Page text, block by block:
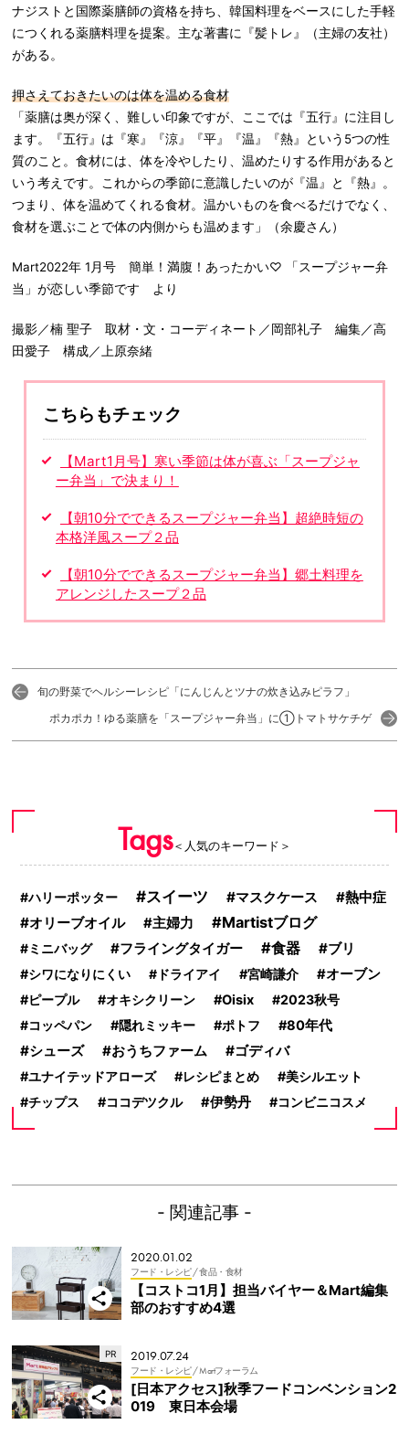
ナジストと国際薬膳師の資格を持ち、韓国料理をベースにした手軽
につくれる薬膳料理を提案。主な著書に『髪トレ』（主婦の友社）
がある。
押さえておきたいのは体を温める食材
「薬膳は奥が深く、難しい印象ですが、ここでは『五行』に注目し
ます。『五行』は『寒』『涼』『平』『温』『熱』という5つの性
質のこと。食材には、体を冷やしたり、温めたりする作用があると
いう考えです。これからの季節に意識したいのが『温』と『熱』。
つまり、体を温めてくれる食材。温かいものを食べるだけでなく、
食材を選ぶことで体の内側からも温めます」（余慶さん）
Mart2022年 1月号 簡単！満腹！あったかい♡ 「スープジャー弁
当」が恋しい季節です より
撮影／楠 聖子 取材・文・コーディネート／岡部礼子 編集／高
田愛子 構成／上原奈緒
こちらもチェック
【Mart1月号】寒い季節は体が喜ぶ「スープジャ
ー弁当」で決まり！
【朝10分でできるスープジャー弁当】超絶時短の
本格洋風スープ２品
【朝10分でできるスープジャー弁当】郷土料理を
アレンジしたスープ２品
旬の野菜でヘルシーレシピ「にんじんとツナの炊き込みピラフ」
ポカポカ！ゆる薬膳を「スープジャー弁当」に①トマトサケチゲ
Tags＜人気のキーワード＞
ハリーポッター スイーツ マスクケース
熱中症
オリーブオイル
主婦力 Martistブログ
ミニバッグ フライングタイガー 食器 ブリ
シワになりにくい ドライアイ 宮崎謙介 オーブン
ピープル オキシクリーン Oisix
2023秋号
コッペパン
隠れミッキー ポトフ 80年代
シューズ おうちファーム ゴディバ
ユナイテッドアローズ レシピまとめ
美シルエット
チップス
ココデツクル 伊勢丹 コンビニコスメ
- 関連記事 -
2020.01.02
フード・レシピ/ 食品・食材
【コストコ1月】担当バイヤー＆Mart編集
部のおすすめ4選
2019.07.24
フード・レシピ/ Martフォーラム
[日本アクセス]秋季フードコンベンション2
019 東日本会場